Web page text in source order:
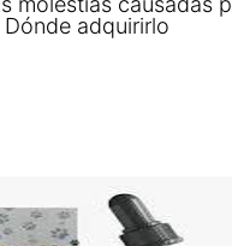
adquirirlo